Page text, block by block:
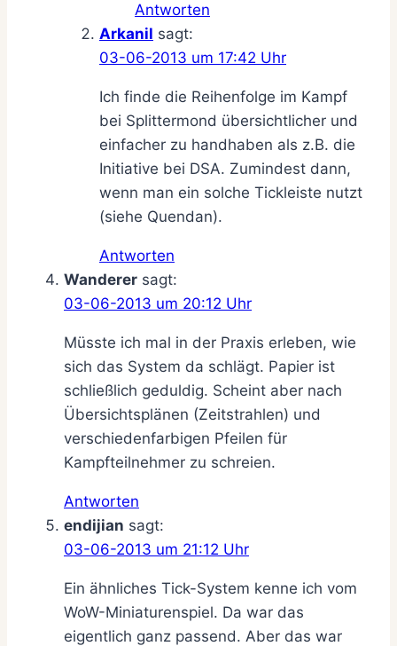
Antworten
Arkanil sagt:
03-06-2013 um 17:42 Uhr
Ich finde die Reihenfolge im Kampf
bei Splittermond übersichtlicher und
einfacher zu handhaben als z.B. die
Initiative bei DSA. Zumindest dann,
wenn man ein solche Tickleiste nutzt
(siehe Quendan).
Antworten
Wanderer sagt:
03-06-2013 um 20:12 Uhr
Müsste ich mal in der Praxis erleben, wie
sich das System da schlägt. Papier ist
schließlich geduldig. Scheint aber nach
Übersichtsplänen (Zeitstrahlen) und
verschiedenfarbigen Pfeilen für
Kampfteilnehmer zu schreien.
Antworten
endijian sagt:
03-06-2013 um 21:12 Uhr
Ein ähnliches Tick-System kenne ich vom
WoW-Miniaturenspiel. Da war das
eigentlich ganz passend. Aber das war